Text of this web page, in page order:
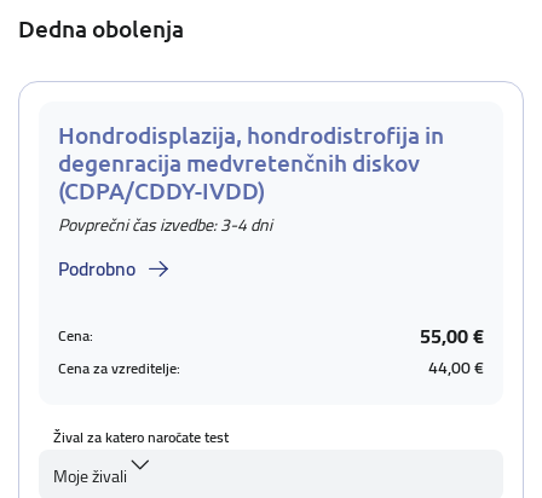
Dedna obolenja
Hondrodisplazija, hondrodistrofija in
degenracija medvretenčnih diskov
(CDPA/CDDY-IVDD)
Povprečni čas izvedbe: 3-4 dni
Podrobno
Cena: 55,00 €
Cena za vzreditelje: 44,00 €
Žival za katero naročate test
Moje živali